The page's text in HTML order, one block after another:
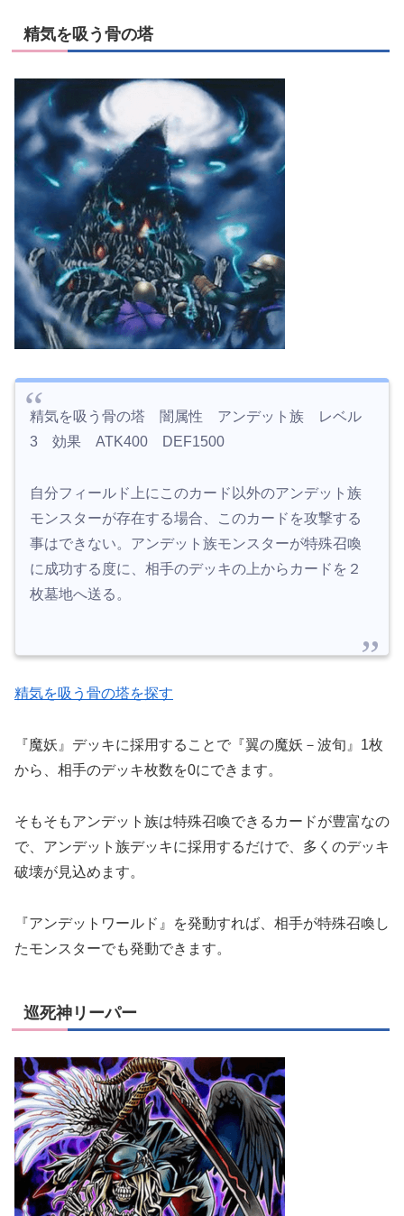
精気を吸う骨の塔
精気を吸う骨の塔 闇属性 アンデット族 レベル
3 効果 ATK400 DEF1500
自分フィールド上にこのカード以外のアンデット族
モンスターが存在する場合、このカードを攻撃する
事はできない。アンデット族モンスターが特殊召喚
に成功する度に、相手のデッキの上からカードを２
枚墓地へ送る。
精気を吸う骨の塔を探す
『魔妖』デッキに採用することで『翼の魔妖－波旬』1枚
から、相手のデッキ枚数を0にできます。
そもそもアンデット族は特殊召喚できるカードが豊富なの
で、アンデット族デッキに採用するだけで、多くのデッキ
破壊が見込めます。
『アンデットワールド』を発動すれば、相手が特殊召喚し
たモンスターでも発動できます。
巡死神リーパー